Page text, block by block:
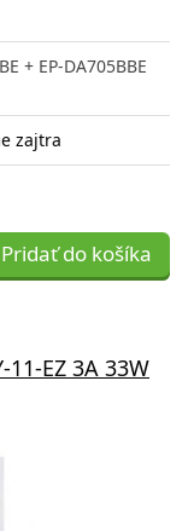
+ EP-DA705BBE
zajtra
Pridať do košíka
EZ 3A 33W